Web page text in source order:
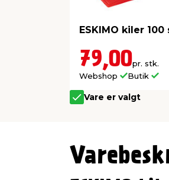
ESKIMO kiler 100
79,00pr. stk.
Webshop
Butik
Vare er valgt